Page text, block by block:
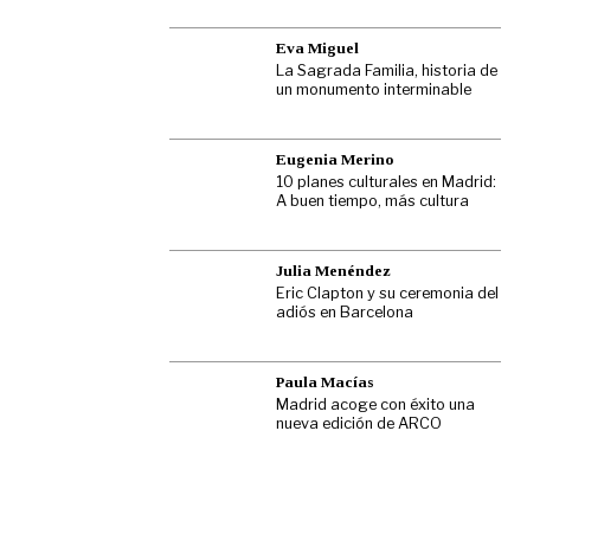
Eva Miguel
La Sagrada Familia, historia de
un monumento interminable
Eugenia Merino
10 planes culturales en Madrid:
A buen tiempo, más cultura
Julia Menéndez
Eric Clapton y su ceremonia del
adiós en Barcelona
Paula Macías
Madrid acoge con éxito una
nueva edición de ARCO